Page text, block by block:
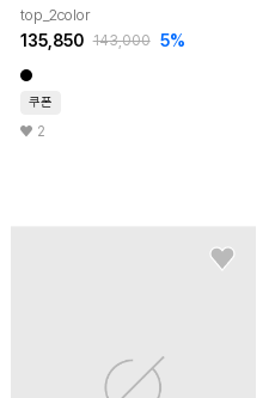
top_2color
135,850 143,000 5%
쿠폰
2